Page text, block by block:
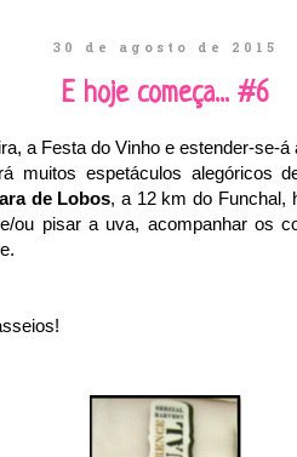
30 de agosto de 2015
E hoje começa... #6
a Festa do Vinho e estender-se-
muitos espetáculos
de Lobos, a 12 km do Funchal,
ou pisar a uva, acompanhar os